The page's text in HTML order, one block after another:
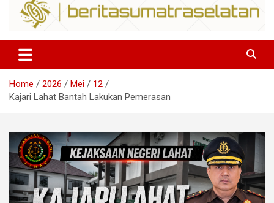
Sumsel
Home 2026 Mei
12
Kajari Lahat Bantah Lakukan Pemerasan